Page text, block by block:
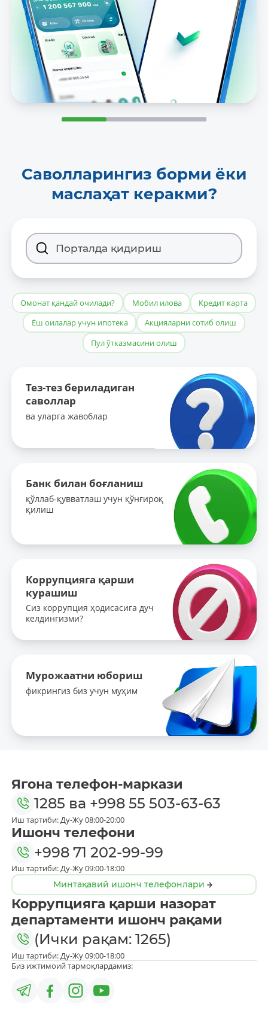
Саволларингиз борми ёки
маслаҳат керакми?
Омонат қандай очилади? Мобил илова
Кредит карта
Ёш оилалар учун ипотека
Акцияларни сотиб олиш
Пул ўтказмасини олиш
Тез-тез бериладиган
саволлар
ва уларга жавоблар
Банк билан боғланиш
қўллаб-қувватлаш учун қўнғироқ
қилиш
Коррупцияга қарши
курашиш
Сиз коррупция ҳодисасига дуч
келдингизми?
Мурожаатни юбориш
фикрингиз биз учун муҳим
Ягона телефон-маркази
1285 ва +998 55 503-63-63
Иш тартиби: Ду-Жу 08:00-20:00
Ишонч телефони
+998 71 202-99-99
Иш тартиби: Ду-Жу 09:00-18:00
Минтақавий ишонч телефонлари
Коррупцияга қарши назорат
департаменти ишонч рақами
(Ички рақам: 1265)
Иш тартиби: Ду-Жу 09:00-18:00
Биз ижтимоий тармоқлардамиз: